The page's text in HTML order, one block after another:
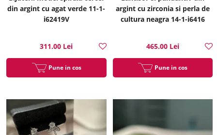
din argint cu agat verde 11-1-
i62419V
311.00 Lei
Pune in cos
argint cu zirconia si perla de
cultura neagra 14-1-i6416
465.00 Lei
Pune in cos